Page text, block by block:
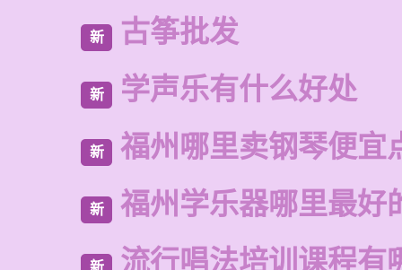
新 古筝批发
新 学声乐有什么好处
新 福州哪里卖钢琴便宜
新 福州学乐器哪里最好
新 流行唱法培训课程有